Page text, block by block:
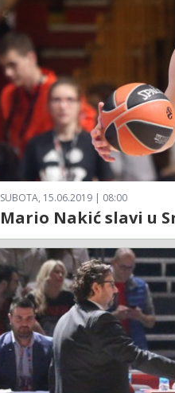
SUBOTA, 15.06.2019 | 08:00
Mario Nakić slavi u